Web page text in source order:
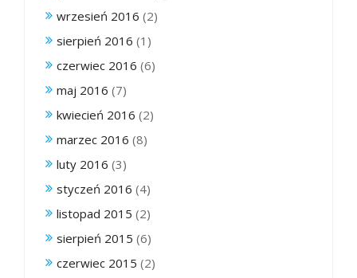
wrzesień 2016 (2)
sierpień 2016 (1)
czerwiec 2016 (6)
maj 2016 (7)
kwiecień 2016 (2)
marzec 2016 (8)
luty 2016 (3)
styczeń 2016 (4)
listopad 2015 (2)
sierpień 2015 (6)
czerwiec 2015 (2)